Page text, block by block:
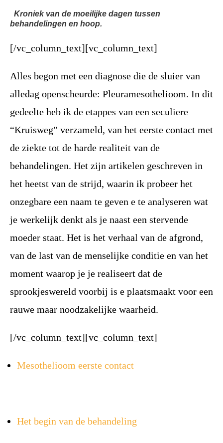
Kroniek van de moeilijke dagen tussen
behandelingen en hoop.
[/vc_column_text][vc_column_text]
Alles begon met een diagnose die de sluier van
alledag openscheurde: Pleuramesothelioom. In dit
gedeelte heb ik de etappes van een seculiere
“Kruisweg” verzameld, van het eerste contact met
de ziekte tot de harde realiteit van de
behandelingen. Het zijn artikelen geschreven in
het heetst van de strijd, waarin ik probeer het
onzegbare een naam te geven e te analyseren wat
je werkelijk denkt als je naast een stervende
moeder staat. Het is het verhaal van de afgrond,
van de last van de menselijke conditie en van het
moment waarop je je realiseert dat de
sprookjeswereld voorbij is e plaatsmaakt voor een
rauwe maar noodzakelijke waarheid.
[/vc_column_text][vc_column_text]
Mesothelioom eerste contact
Het begin van de behandeling